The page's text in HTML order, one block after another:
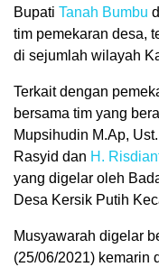
Bupati Tanah Bumbu
tim pemekaran desa,
di sejumlah wilayah
Terkait dengan
bersama tim yang
Mupsihudin M.Ap,
Rasyid dan H.
yang digelar oleh
Desa Kersik Putih
Musyawarah digelar
(25/06/2021) kemarin